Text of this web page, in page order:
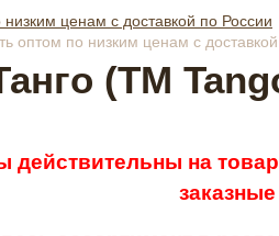
ценам с доставкой по России
оптом по низким ценам с
(ТМ
действительны на